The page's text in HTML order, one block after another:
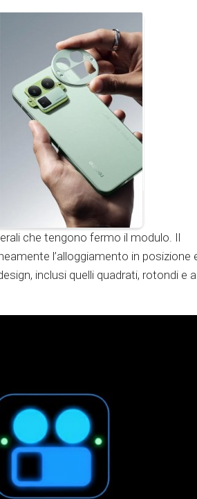
che tengono fermo il modulo. Il
l’alloggiamento in posizione
inclusi quelli quadrati, rotondi e a